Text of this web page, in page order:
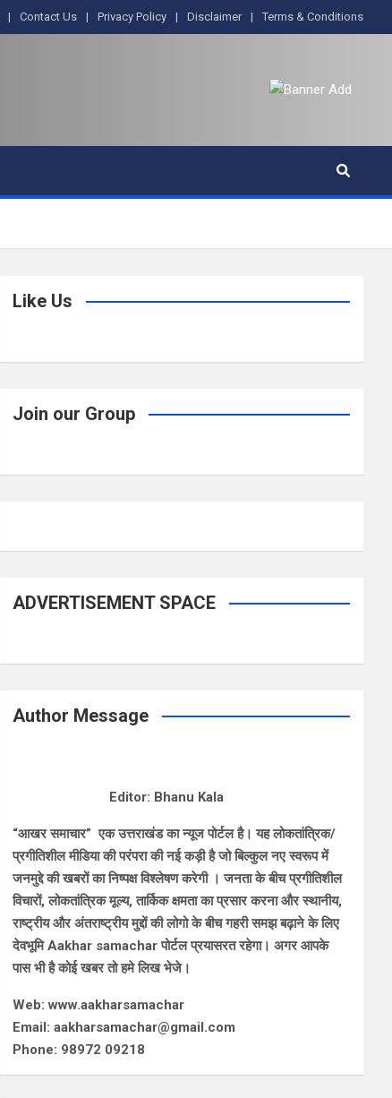
Contact Us Privacy Policy Disclaimer Terms & Conditions
Like Us
Join our Group
ADVERTISEMENT SPACE
Author Message
Editor: Bhanu Kala
“आखर समाचार” एक उत्तराखंड का न्यूज पोर्टल है। यह लोकतांत्रिक/
प्रगीतिशील मीडिया की परंपरा की नई कड़ी है जो बिल्कुल नए स्वरूप में
जनमुद्दे की खबरों का निष्पक्ष विश्लेषण करेगी । जनता के बीच प्रगीतिशील
विचारों, लोकतांत्रिक मूल्य, तार्किक क्षमता का प्रसार करना और स्थानीय,
राष्ट्रीय और अंतराष्ट्रीय मुद्दों की लोगो के बीच गहरी समझ बढ़ाने के लिए
देवभूमि Aakhar samachar पोर्टल प्रयासरत रहेगा। अगर आपके
पास भी है कोई खबर तो हमे लिख भेजे।
Web: www.aakharsamachar
Email: aakharsamachar@gmail.com
Phone: 98972 09218